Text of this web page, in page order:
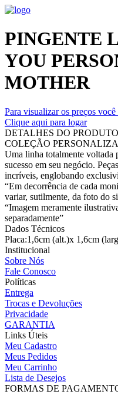
PINGENTE
YOU
MOTHER
Para visualizar os preços
Clique aqui para logar
DETALHES DO PRODUTO
COLEÇÃO
Uma linha totalmente voltada
sucesso em seu negócio.
incríveis, englobando
“Em decorrência de cada
variar, sutilmente, da foto do
“Imagem meramente
separadamente”
Dados Técnicos
Placa:1,6cm (alt.)x 1,6cm
Institucional
Sobre Nós
Fale Conosco
Políticas
Entrega
Trocas e Devoluções
Privacidade
GARANTIA
Links Úteis
Meu Cadastro
Meus Pedidos
Meu Carrinho
Lista de Desejos
FORMAS DE